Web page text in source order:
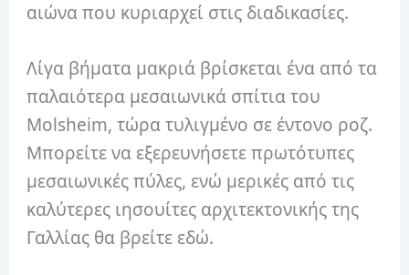
αιώνα που κυριαρχεί στις διαδικασίες.
Λίγα βήματα μακριά βρίσκεται ένα από τα
παλαιότερα μεσαιωνικά σπίτια του
Molsheim, τώρα τυλιγμένο σε έντονο ροζ.
Μπορείτε να εξερευνήσετε πρωτότυπες
μεσαιωνικές πύλες, ενώ μερικές από τις
καλύτερες ιησουίτες αρχιτεκτονικής της
Γαλλίας θα βρείτε εδώ.